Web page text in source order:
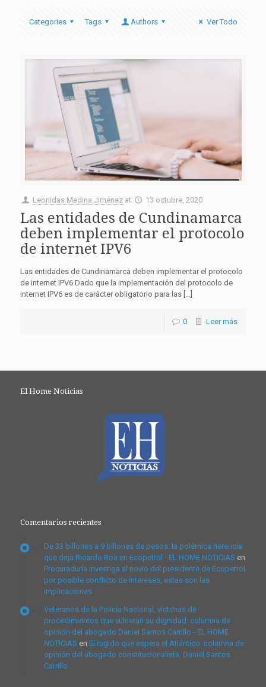
Categories Tags Authors Ver Todo
Leonidas Medina Jiménez at 13 octubre, 2020
Las entidades de Cundinamarca
deben implementar el protocolo
de internet IPV6
Las entidades de Cundinamarca deben implementar el protocolo
de internet IPV6 Dado que la implementación del protocolo de
internet IPV6 es de carácter obligatorio para las […]
0 Leer más
El Home Noticias
Comentarios recientes
De 33 billones a 9 billones de pesos: la polémica herencia
que deja Ricardo Roa en Ecopetrol - EL HOME NOTICIAS en
Procuraduría investiga al novio del presidente de Ecopetrol
por posible conflicto de intereses, estas son las
implicaciones
Veteranos de la Policía Nacional, víctimas de
procedimientos que vulneran su dignidad: columna de
opinión del abogado Daniel Santos Carrillo - EL HOME
NOTICIAS en El rugido que espera el Atlántico: columna de
opinión del abogado constitucionalista, Daniel Santos
Carrillo